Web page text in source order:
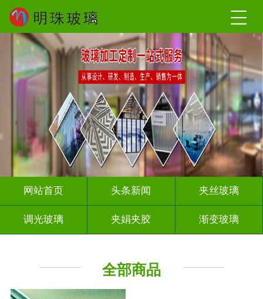
网站首页 头条新闻 夹丝玻璃
调光玻璃 夹娟夹胶 渐变玻璃
全部商品